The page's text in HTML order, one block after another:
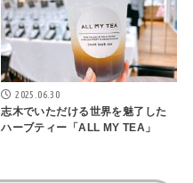
2025.06.30
志木でいただける世界を魅了した
ハーブティー「ALL MY TEA」